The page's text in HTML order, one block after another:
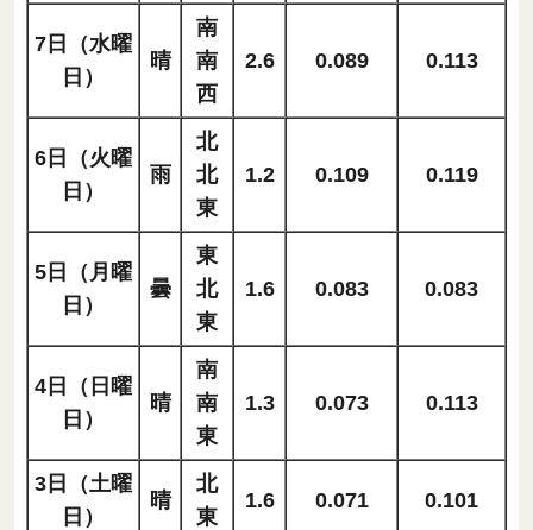
7日（水曜
日）
晴
南
南
西
2.6 0.089 0.113
6日（火曜
日）
雨
北
北
東
1.2 0.109 0.119
5日（月曜
日）
曇
東
北
東
1.6 0.083 0.083
4日（日曜
日）
晴
南
南
東
1.3 0.073 0.113
3日（土曜
日）
晴
北
東
1.6 0.071 0.101